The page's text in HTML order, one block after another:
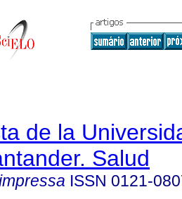
de la
Salud
ISSN 0121-